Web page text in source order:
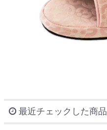
最近チェックした商品